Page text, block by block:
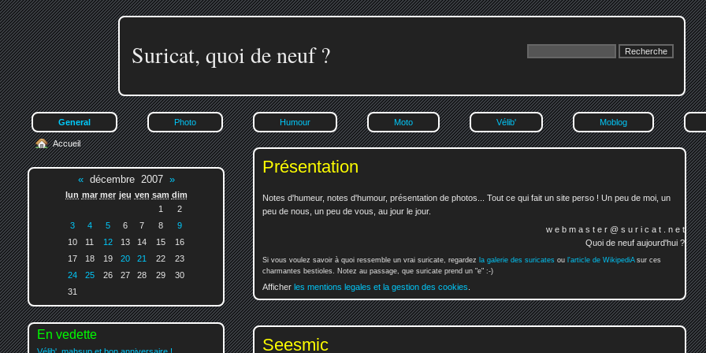
Suricat, quoi de neuf ?
General Photo Humour Moto Vélib' Moblog
Présentation
Notes d'humeur, notes d'humour, présentation de photos... Tout ce qui fait un site perso ! Un peu de moi, un
peu de nous, un peu de vous, au jour le jour.
w e b m a s t e r @ s u r i c a t . n e t
Quoi de neuf aujourd'hui ?
Si vous voulez savoir à quoi ressemble un vrai suricate, regardez la galerie des suricates ou l'article de WikipediAsur ces
charmantes bestioles. Notez au passage, que suricate prend un "e" :-)
Afficher les mentions legales et la gestion des cookies
Seesmic
Accueil
«décembre 2007 »
lun mar mer jeu ven sam dim
1
2
3
4 5 6 7 8
9
10
11 12 13 14 15
16
17
18 19 20 21 22
23
24
25 26 27 28 29
30
31
En vedette